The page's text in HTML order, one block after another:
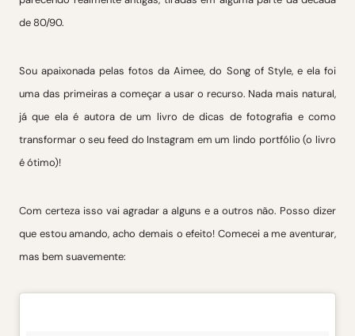
de 80/90.
Sou apaixonada pelas fotos da Aimee, do Song of Style, e ela foi
uma das primeiras a começar a usar o recurso. Nada mais natural,
já que ela é autora de um livro de dicas de fotografia e como
transformar o seu feed do Instagram em um lindo portfólio (o livro
é ótimo)!
Com certeza isso vai agradar a alguns e a outros não. Posso dizer
que estou amando, acho demais o efeito! Comecei a me aventurar,
mas bem suavemente: